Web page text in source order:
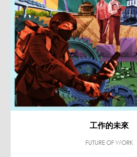
工作的未來
FUTURE OF WORK